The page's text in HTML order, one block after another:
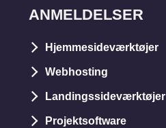
ANMELDELSER
Hjemmesideværktøjer
Webhosting
Landingssideværktøjer
Projektsoftware